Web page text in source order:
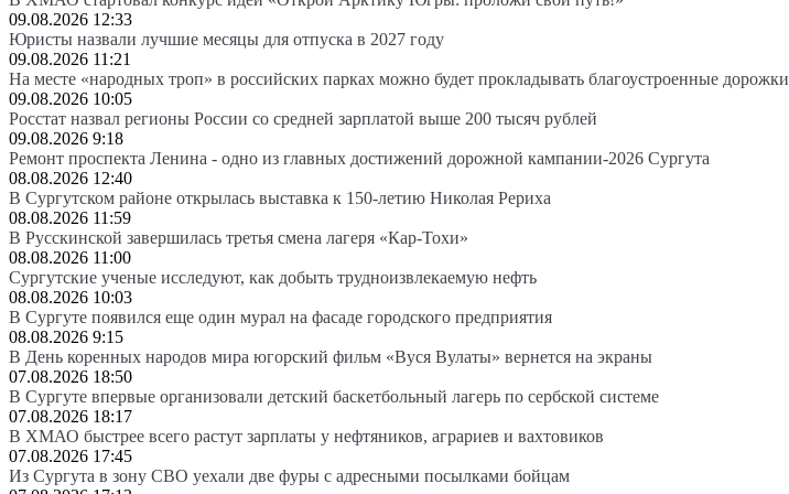
09.08.2026 12:33
Юристы назвали лучшие месяцы для отпуска в 2027 году
09.08.2026 11:21
На месте «народных троп» в российских парках можно будет прокладывать благоустроенные дорожки
09.08.2026 10:05
Росстат назвал регионы России со средней зарплатой выше 200 тысяч рублей
09.08.2026 9:18
Ремонт проспекта Ленина - одно из главных достижений дорожной кампании-2026 Сургута
08.08.2026 12:40
В Сургутском районе открылась выставка к 150-летию Николая Рериха
08.08.2026 11:59
В Русскинской завершилась третья смена лагеря «Кар-Тохи»
08.08.2026 11:00
Сургутские ученые исследуют, как добыть трудноизвлекаемую нефть
08.08.2026 10:03
В Сургуте появился еще один мурал на фасаде городского предприятия
08.08.2026 9:15
В День коренных народов мира югорский фильм «Вуся Вулаты» вернется на экраны
07.08.2026 18:50
В Сургуте впервые организовали детский баскетбольный лагерь по сербской системе
07.08.2026 18:17
В ХМАО быстрее всего растут зарплаты у нефтяников, аграриев и вахтовиков
07.08.2026 17:45
Из Сургута в зону СВО уехали две фуры с адресными посылками бойцам